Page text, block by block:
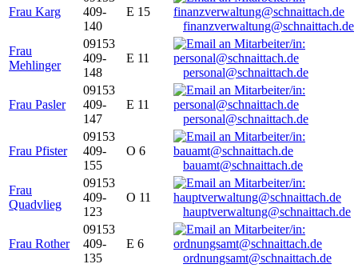
Frau Karg
409-
140
E 15
finanzverwaltung@schnaittach.de
Frau
Mehlinger
09153
409-
148
E 11
personal@schnaittach.de
Frau Pasler
09153
409-
147
E 11
personal@schnaittach.de
Frau Pfister
09153
409-
155
O 6
bauamt@schnaittach.de
Frau
Quadvlieg
09153
409-
123
O 11
hauptverwaltung@schnaittach.de
Frau Rother
09153
409-
135
E 6
ordnungsamt@schnaittach.de